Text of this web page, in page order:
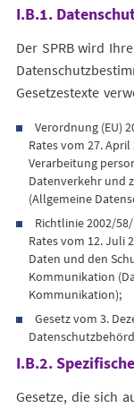
I.B.1.
Der SPRB wird
Gesetzestexte
Verordnung (EU)
Rates vom 27.
Verarbeitung
Datenverkehr und
(Allgemeine
Richtlinie 2002/
Rates vom 12. Juli
Daten und den
Kommunikation
Kommunikation);
Gesetz vom 3.
I.B.2.
Gesetze, die sich